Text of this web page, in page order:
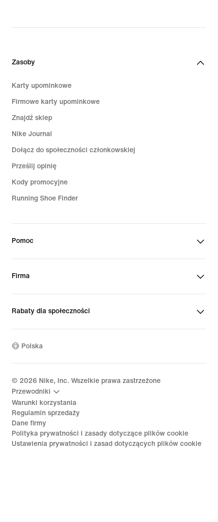
Zasoby
Karty upominkowe
Firmowe karty upominkowe
Znajdź sklep
Nike Journal
Dołącz do społeczności członkowskiej
Prześlij opinię
Kody promocyjne
Running Shoe Finder
Pomoc
Firma
Rabaty dla społeczności
Polska
© 2026 Nike, Inc. Wszelkie prawa zastrzeżone
Przewodniki
Warunki korzystania
Regulamin sprzedaży
Dane firmy
Polityka prywatności i zasady dotyczące plików cookie
Ustawienia prywatności i zasad dotyczących plików cookie